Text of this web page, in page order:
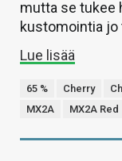
mutta se tukee
kustomointia jo
Lue lisää
65 % Cherry
MX2A
MX2A Red